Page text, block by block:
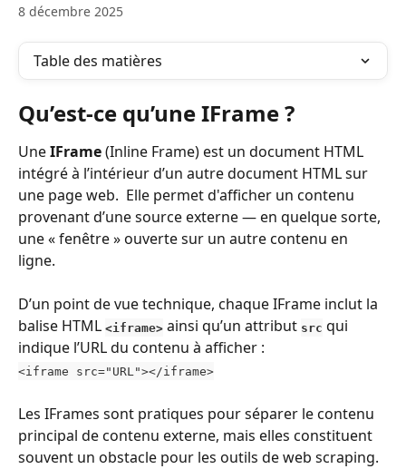
8 décembre 2025
Table des matières
Qu’est-ce qu’une IFrame ?
Une IFrame (Inline Frame) est un document HTML
intégré à l’intérieur d’un autre document HTML sur
une page web.  Elle permet d'afficher un contenu
provenant d’une source externe — en quelque sorte,
une « fenêtre » ouverte sur un autre contenu en
ligne.
D’un point de vue technique, chaque IFrame inclut la
balise HTML <iframe> ainsi qu’un attribut src qui
indique l’URL du contenu à afficher :
<iframe src="URL"></iframe>
Les IFrames sont pratiques pour séparer le contenu
principal de contenu externe, mais elles constituent
souvent un obstacle pour les outils de web scraping.